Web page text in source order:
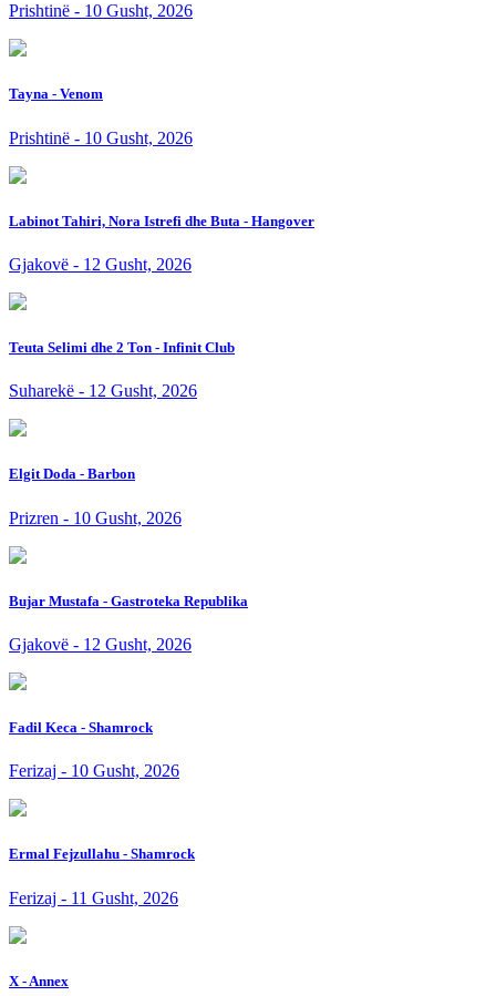
Prishtinë - 10 Gusht, 2026
Tayna - Venom
Prishtinë - 10 Gusht, 2026
Labinot Tahiri, Nora Istrefi dhe Buta - Hangover
Gjakovë - 12 Gusht, 2026
Teuta Selimi dhe 2 Ton - Infinit Club
Suharekë - 12 Gusht, 2026
Elgit Doda - Barbon
Prizren - 10 Gusht, 2026
Bujar Mustafa - Gastroteka Republika
Gjakovë - 12 Gusht, 2026
Fadil Keca - Shamrock
Ferizaj - 10 Gusht, 2026
Ermal Fejzullahu - Shamrock
Ferizaj - 11 Gusht, 2026
X - Annex